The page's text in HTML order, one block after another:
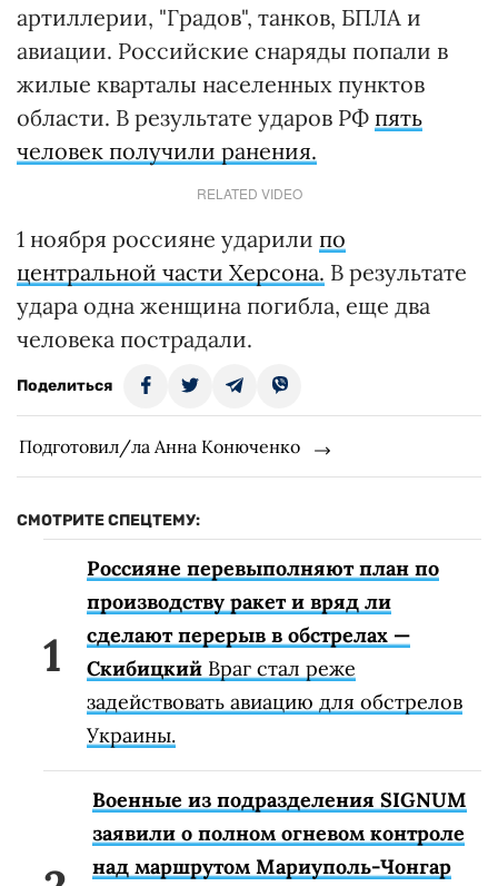
артиллерии, "Градов", танков, БПЛА и
авиации. Российские снаряды попали в
жилые кварталы населенных пунктов
области. В результате ударов РФ пять
человек получили ранения.
RELATED VIDEO
1 ноября россияне ударили по
центральной части Херсона. В результате
удара одна женщина погибла, еще два
человека пострадали.
Поделиться
Подготовил/ла Анна Конюченко
СМОТРИТЕ СПЕЦТЕМУ:
Россияне перевыполняют план по
производству ракет и вряд ли
сделают перерыв в обстрелах —
Скибицкий Враг стал реже
задействовать авиацию для обстрелов
Украины.
Военные из подразделения SIGNUM
заявили о полном огневом контроле
над маршрутом Мариуполь-Чонгар